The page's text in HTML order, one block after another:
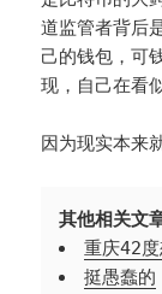
道监管者背后
己的钱包，可
现，自己在看
因为现实本来
其他相关文
重庆42
挺愚蠢的